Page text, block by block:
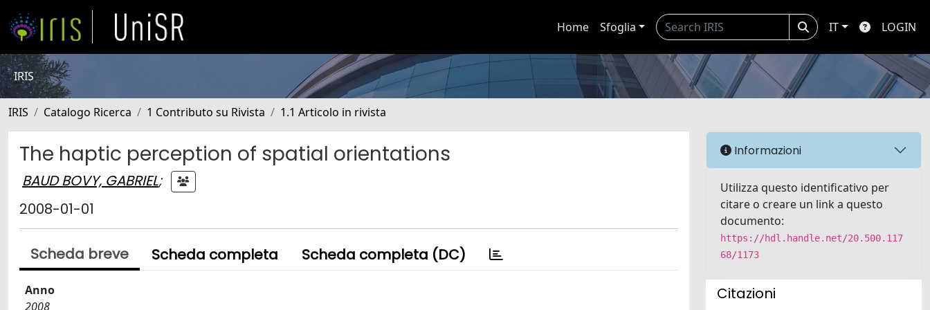
Home Sfoglia IT LOGIN
IRIS
IRIS Catalogo Ricerca 1 Contributo su Rivista 1.1 Articolo in rivista
The haptic perception of spatial orientations
BAUD BOVY, GABRIEL;
2008-01-01
Scheda breve Scheda completa Scheda completa (DC)
Anno
2008
Informazioni
Utilizza questo identificativo per
citare o creare un link a questo
documento:
https://hdl.handle.net/20.500.117
68/1173
Citazioni